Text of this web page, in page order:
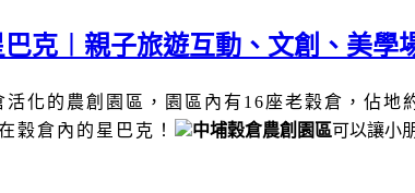
克︱親子旅遊互動、文創、美學
化的農創園區， 園區內有 16座老穀倉，佔地
穀倉內的星巴克！
中埔穀倉農創園區可以讓小